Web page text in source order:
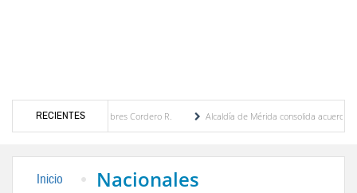
RECIENTES
María Eugenia Febres Cordero R.
Alcaldía de Mérida consolida acuerdos con
Inicio Nacionales